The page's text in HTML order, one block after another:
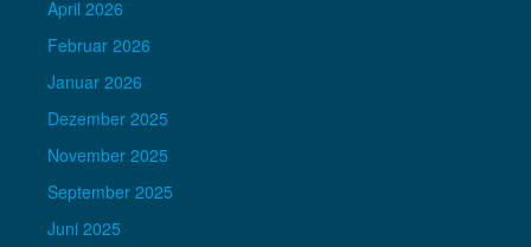
April 2026
Februar 2026
Januar 2026
Dezember 2025
November 2025
September 2025
Juni 2025